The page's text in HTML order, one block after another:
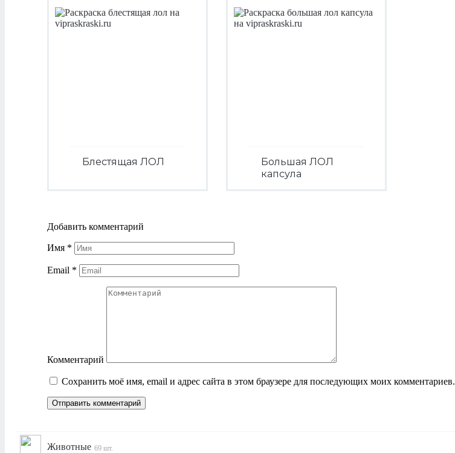
Блестящая ЛОЛ
Большая ЛОЛ
капсула
Добавить комментарий
Имя *
Email *
Комментарий
Сохранить моё имя, email и адрес сайта в этом браузере для последующих моих комментариев.
Животные 69 шт.